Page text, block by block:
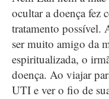
ocultar a doença fez
tratamento possível.
ser muito amigo da
espiritualizada, o
doença. Ao viajar
UTI e ver o fio de